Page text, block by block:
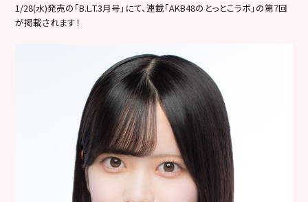
1/28(水)発売の「B.L.T.3月号」にて、連載「AKB48のとっとこラボ」の第7回
が掲載されます！